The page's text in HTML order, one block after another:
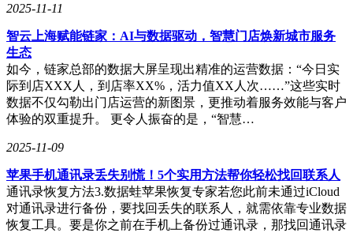
2025-11-11
智云上海赋能链家：AI与数据驱动，智慧门店焕新城市服务
生态
如今，链家总部的数据大屏呈现出精准的运营数据：“今日实
际到店XXX人，到店率XX%，活力值XX人次……”这些实时
数据不仅勾勒出门店运营的新图景，更推动着服务效能与客户
体验的双重提升。 更令人振奋的是，“智慧…
2025-11-09
苹果手机通讯录丢失别慌！5个实用方法帮你轻松找回联系人
通讯录恢复方法3.数据蛙苹果恢复专家若您此前未通过iCloud
对通讯录进行备份，要找回丢失的联系人，就需依靠专业数据
恢复工具。要是你之前在手机上备份过通讯录，那找回通讯录